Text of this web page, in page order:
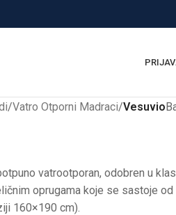
/Vatro Otporni Madraci/Vesuvio
vatrootporan, odobren u
oprugama koje se sastoje
160×190 cm).